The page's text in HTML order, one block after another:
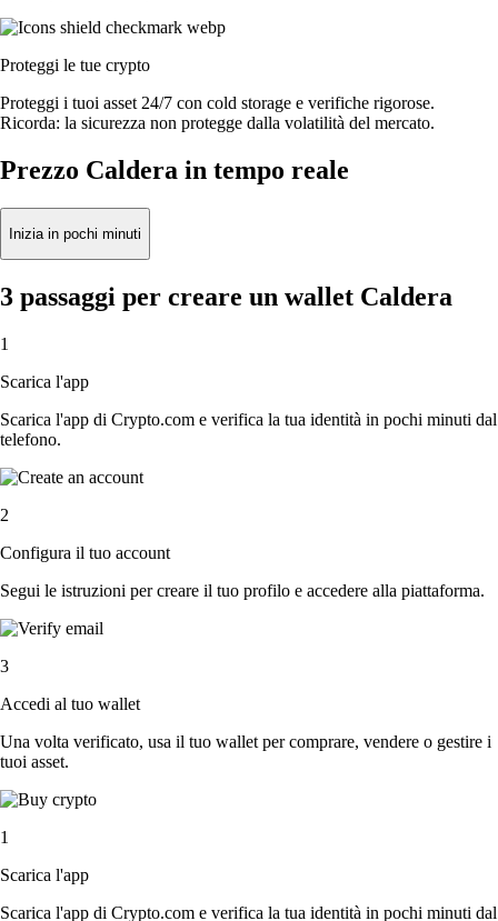
Proteggi le tue crypto
Proteggi i tuoi asset 24/7 con cold storage e verifiche rigorose.
Ricorda: la sicurezza non protegge dalla volatilità del mercato.
Prezzo Caldera in tempo reale
Inizia in pochi minuti
3 passaggi per creare un wallet Caldera
1
Scarica l'app
Scarica l'app di Crypto.com e verifica la tua identità in pochi minuti dal
telefono.
2
Configura il tuo account
Segui le istruzioni per creare il tuo profilo e accedere alla piattaforma.
3
Accedi al tuo wallet
Una volta verificato, usa il tuo wallet per comprare, vendere o gestire i
tuoi asset.
1
Scarica l'app
Scarica l'app di Crypto.com e verifica la tua identità in pochi minuti dal